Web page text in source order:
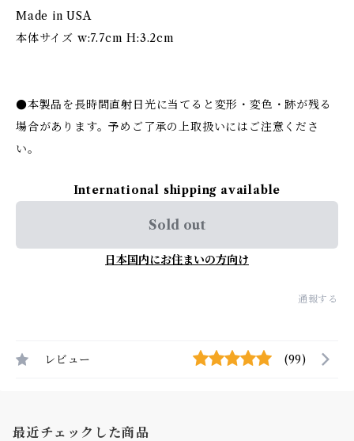
Made in USA
本体サイズ w:7.7cm H:3.2cm
●本製品を長時間直射日光に当てると変形・変色・跡が残る
場合があります。予めご了承の上取扱いにはご注意くださ
い。
International shipping available
Sold out
日本国内にお住まいの方向け
通報する
レビュー (99)
最近チェックした商品